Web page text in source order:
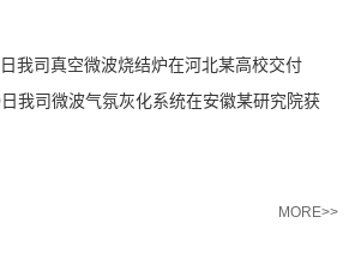
我司真空微波烧结炉在河北某高校交付
我司微波气氛灰化系统在安徽某研究院获
MORE>>